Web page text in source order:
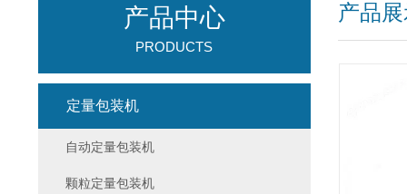
产品
产品中心
PRODUCTS
定量包装机
自动定量包装机
颗粒定量包装机